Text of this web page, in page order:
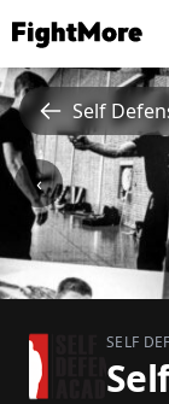
FightMore
Self
‹
SELF